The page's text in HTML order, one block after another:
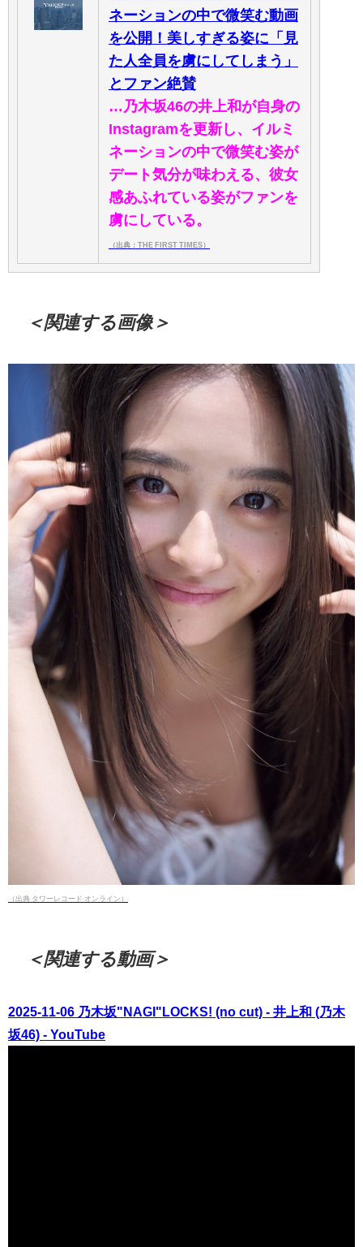
ネーションの中で微笑む動画
を公開！美しすぎる姿に「見
た人全員を虜にしてしまう」
とファン絶賛
…乃木坂46の井上和が自身の
Instagramを更新し、イルミ
ネーションの中で微笑む姿が
デート気分が味わえる、彼女
感あふれている姿がファンを
虜にしている。
（出典：THE FIRST TIMES）
＜関連する画像＞
（出典 タワーレコード オンライン）
＜関連する動画＞
2025-11-06 乃木坂"NAGI"LOCKS! (no cut) - 井上和 (乃木
坂46) - YouTube